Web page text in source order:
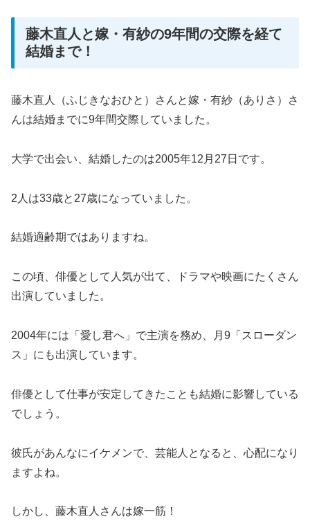
藤木直人と嫁・有紗の9年間の交際を経て
結婚まで！
藤木直人（ふじきなおひと）さんと嫁・有紗（ありさ）さ
んは結婚までに9年間交際していました。
大学で出会い、結婚したのは2005年12月27日です。
2人は33歳と27歳になっていました。
結婚適齢期ではありますね。
この頃、俳優として人気が出て、ドラマや映画にたくさん
出演していました。
2004年には「愛し君へ」で主演を務め、月9「スローダン
ス」にも出演しています。
俳優として仕事が安定してきたことも結婚に影響している
でしょう。
彼氏があんなにイケメンで、芸能人となると、心配になり
ますよね。
しかし、藤木直人さんは嫁一筋！